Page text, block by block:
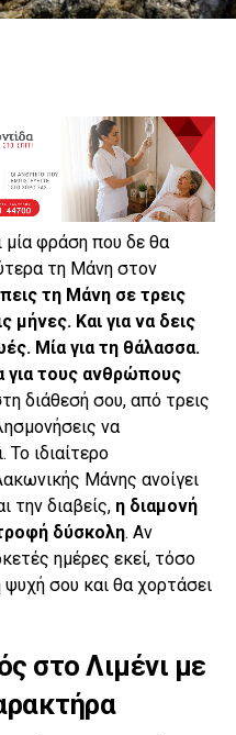
μία φράση που δε θα
τη Μάνη στον
τη Μάνη σε τρεις
μήνες. Και για να δεις
Μία για τη θάλασσα.
για τους ανθρώπους
διάθεσή σου, από τρεις
να
ιδιαίτερο
Μάνης ανοίγει
την διαβείς, η διαμονή
δύσκολη. Αν
ημέρες εκεί, τόσο
σου και θα χορτάσει
στο Λιμένι με